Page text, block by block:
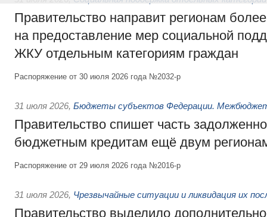
Правительство направит регионам
на предоставление мер социальной
ЖКУ отдельным категориям граждан
Распоряжение от 30 июля 2026 года №2032-р
31 июля 2026, Бюджеты субъектов Федерации.
Правительство спишет часть
бюджетным кредитам ещё двум
Распоряжение от 29 июля 2026 года №2016-р
31 июля 2026, Чрезвычайные ситуации и ликвидация их
Правительство выделило